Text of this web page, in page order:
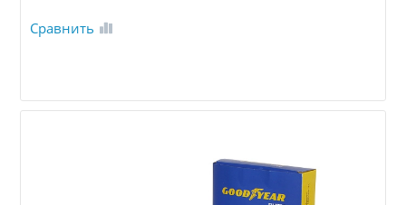
Сравнить